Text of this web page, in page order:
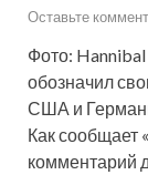
Оставьте
Фото:
обозначил
США и
Как сообщает
комментарий